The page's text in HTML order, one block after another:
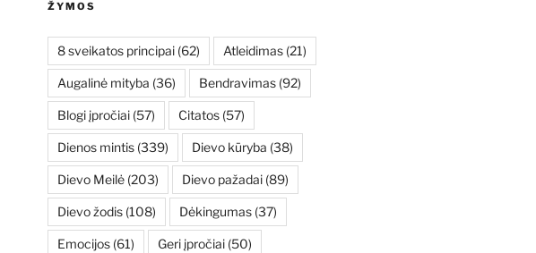
ŽYMOS
8 sveikatos principai(62) Atleidimas(21)
Augalinė mityba (36) Bendravimas(92)
Blogi įpročiai(57) Citatos(57)
Dienos mintis(339) Dievo kūryba (38)
Dievo Meilė(203) Dievo pažadai(89)
Dievo žodis(108) Dėkingumas(37)
Emocijos(61) Geri įpročiai(50)